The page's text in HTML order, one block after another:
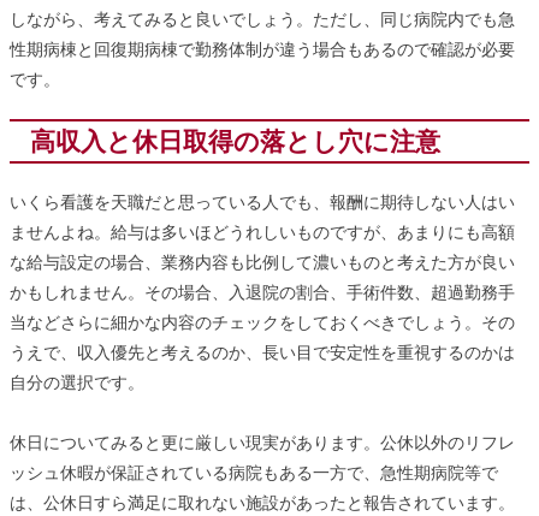
しながら、考えてみると良いでしょう。ただし、同じ病院内でも急
性期病棟と回復期病棟で勤務体制が違う場合もあるので確認が必要
です。
高収入と休日取得の落とし穴に注意
いくら看護を天職だと思っている人でも、報酬に期待しない人はい
ませんよね。給与は多いほどうれしいものですが、あまりにも高額
な給与設定の場合、業務内容も比例して濃いものと考えた方が良い
かもしれません。その場合、入退院の割合、手術件数、超過勤務手
当などさらに細かな内容のチェックをしておくべきでしょう。その
うえで、収入優先と考えるのか、長い目で安定性を重視するのかは
自分の選択です。
休日についてみると更に厳しい現実があります。公休以外のリフレ
ッシュ休暇が保証されている病院もある一方で、急性期病院等で
は、公休日すら満足に取れない施設があったと報告されています。